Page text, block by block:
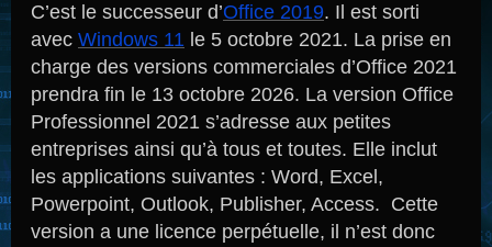
C’est le successeur d’Office 2019. Il est sorti
avec Windows 11 le 5 octobre 2021. La prise en
charge des versions commerciales d’Office 2021
prendra fin le 13 octobre 2026. La version Office
Professionnel 2021 s’adresse aux petites
entreprises ainsi qu’à tous et toutes. Elle inclut
les applications suivantes : Word, Excel,
Powerpoint, Outlook, Publisher, Access. Cette
version a une licence perpétuelle, il n’est donc